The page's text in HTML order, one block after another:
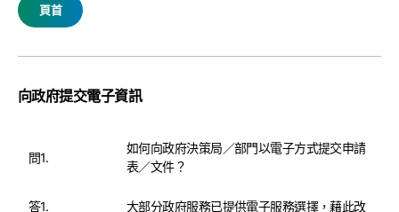
頁首
向政府提交電子資訊
問1.
如何向政府決策局／部門以電子方式提交申請
表／文件？
答1.
大部分政府服務已提供電子服務選擇，藉此改